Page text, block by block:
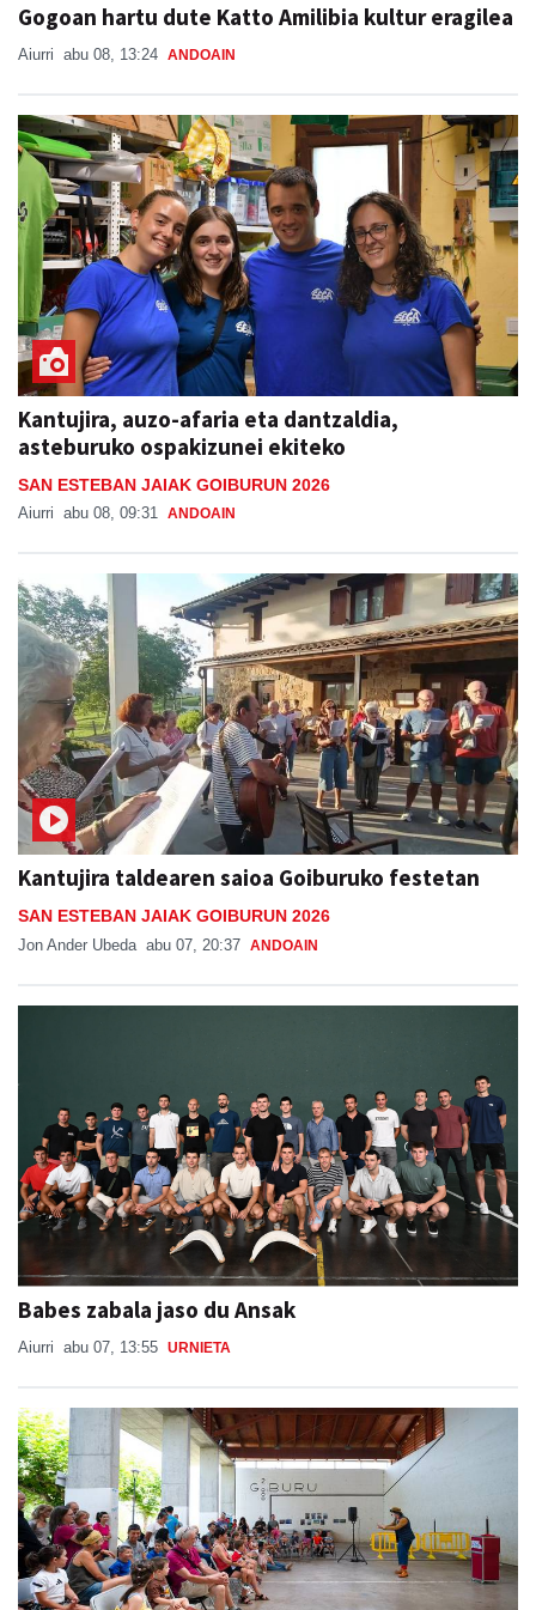
Gogoan hartu dute Katto Amilibia kultur eragilea
Aiurri abu 08, 13:24 ANDOAIN
Kantujira, auzo-afaria eta dantzaldia,
asteburuko ospakizunei ekiteko
SAN ESTEBAN JAIAK GOIBURUN 2026
Aiurri abu 08, 09:31 ANDOAIN
Kantujira taldearen saioa Goiburuko festetan
SAN ESTEBAN JAIAK GOIBURUN 2026
Jon Ander Ubeda abu 07, 20:37 ANDOAIN
Babes zabala jaso du Ansak
Aiurri abu 07, 13:55 URNIETA